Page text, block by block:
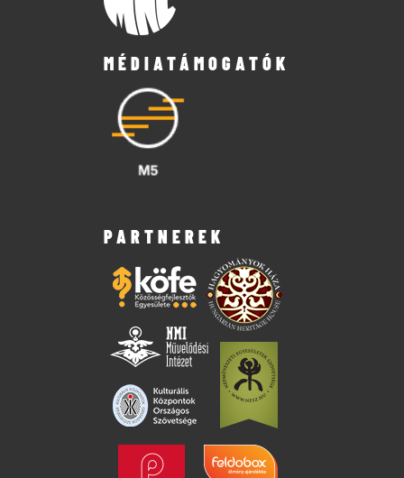
MÉDIATÁMOGATÓK
PARTNEREK